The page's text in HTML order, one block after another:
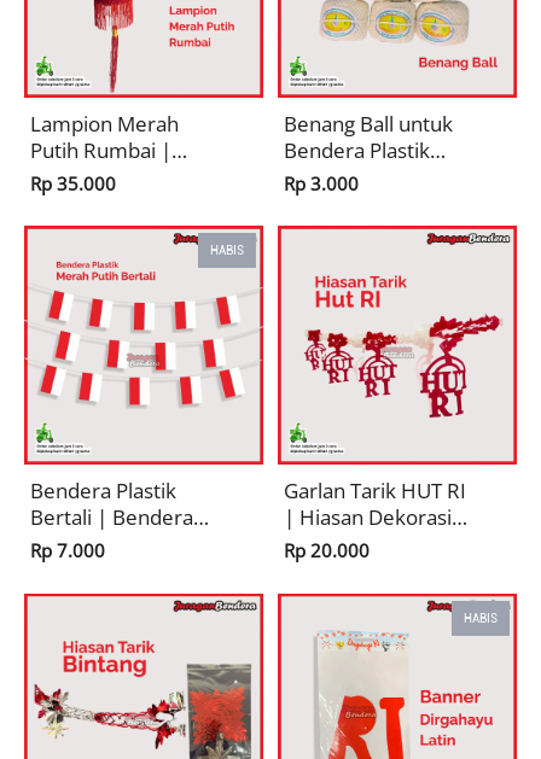
Lampion Merah
Putih Rumbai |
Hiasan Dekorasi 17
Agustusan Pernak
Pernik HUT RI
Rp 35.000
Benang Ball untuk
Bendera Plastik
Agustusan HUT RI
Rp 3.000
HABIS
Bendera Plastik
Bertali | Bendera
Merah Putih Plastik
PE
Rp 7.000
Garlan Tarik HUT RI
| Hiasan Dekorasi
17 Agustusan
Pernak Pernik
Merah Putih
Kemerdekaan
Rp 20.000
HABIS